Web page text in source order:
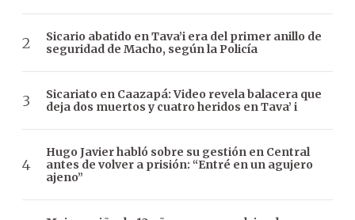
Sicario abatido en Tava’i era del primer anillo de
seguridad de Macho, según la Policía
Sicariato en Caazapá: Video revela balacera que
deja dos muertos y cuatro heridos en Tava’ i
Hugo Javier habló sobre su gestión en Central
antes de volver a prisión: “Entré en un agujero
ajeno”